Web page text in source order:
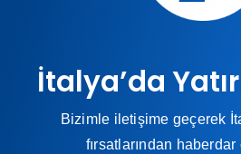
İtalya’da
Bizimle iletişime geçerek
fırsatlarından